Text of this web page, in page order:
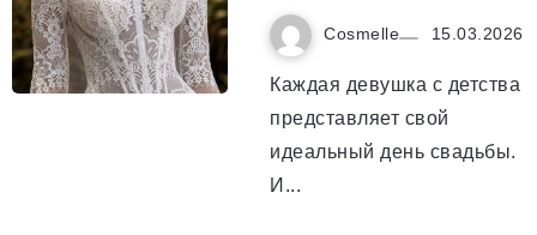
Cosmelle 15.03.2026
Каждая девушка с детства
представляет свой
идеальный день свадьбы.
И...